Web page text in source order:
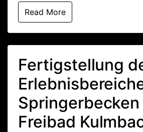
Read More
Fertigstellung
Springerbecken
Freibad